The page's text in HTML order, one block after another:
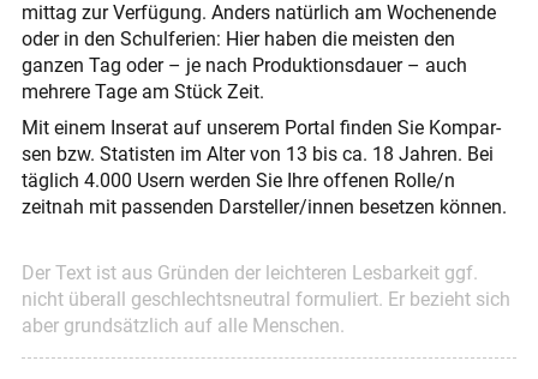
mittag zur Verfü­gung. Anders natür­lich am Wochen­ende
oder in den Schul­ferien: Hier haben die meisten den
ganzen Tag oder – je nach Produk­tions­dauer – auch
mehrere Tage am Stück Zeit.
Mit einem Inserat auf unserem Portal finden Sie Kompar­
sen bzw. Statis­ten im Alter von 13 bis ca. 18 Jahren. Bei
täglich 4.000 Usern werden Sie Ihre offenen Rolle/n
zeitnah mit passenden Darstel­ler/innen besetzen können.
Der Text ist aus Gründen der leichteren Lesbarkeit ggf.
nicht überall geschlechts­neutral formuliert. Er bezieht sich
aber grundsätzlich auf alle Menschen.